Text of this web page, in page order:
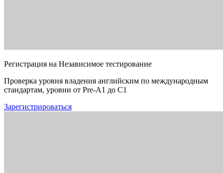
Регистрация на Независимое тестирование
Проверка уровня владения английским по международным
стандартам, уровни от Pre-A1 до C1
Зарегистрироваться